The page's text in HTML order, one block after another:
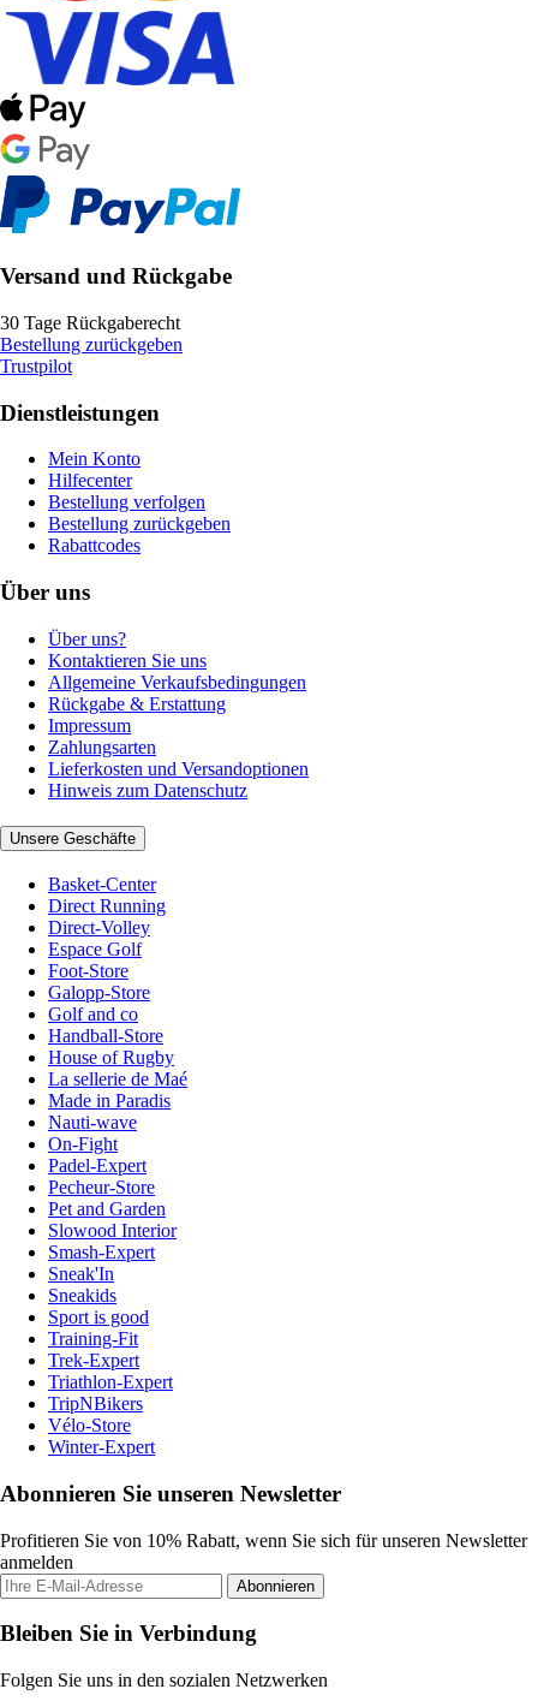
Versand und Rückgabe
30 Tage Rückgaberecht
Bestellung zurückgeben
Trustpilot
Dienstleistungen
Mein Konto
Hilfecenter
Bestellung verfolgen
Bestellung zurückgeben
Rabattcodes
Über uns
Über uns?
Kontaktieren Sie uns
Allgemeine Verkaufsbedingungen
Rückgabe & Erstattung
Impressum
Zahlungsarten
Lieferkosten und Versandoptionen
Hinweis zum Datenschutz
Unsere Geschäfte
Basket-Center
Direct Running
Direct-Volley
Espace Golf
Foot-Store
Galopp-Store
Golf and co
Handball-Store
House of Rugby
La sellerie de Maé
Made in Paradis
Nauti-wave
On-Fight
Padel-Expert
Pecheur-Store
Pet and Garden
Slowood Interior
Smash-Expert
Sneak'In
Sneakids
Sport is good
Training-Fit
Trek-Expert
Triathlon-Expert
TripNBikers
Vélo-Store
Winter-Expert
Abonnieren Sie unseren Newsletter
Profitieren Sie von 10% Rabatt, wenn Sie sich für unseren Newsletter
anmelden
Abonnieren
Bleiben Sie in Verbindung
Folgen Sie uns in den sozialen Netzwerken